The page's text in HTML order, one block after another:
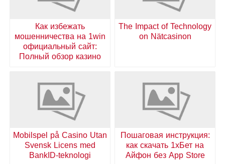
The Impact of Technology
on Nätcasinon
Как избежать
мошенничества на 1win
официальный сайт:
Полный обзор казино
Пошаговая инструкция:
как скачать 1хБет на
Айфон без App Store
Mobilspel på Casino Utan
Svensk Licens med
BankID-teknologi